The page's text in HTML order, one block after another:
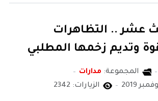
عشر .. التظاهرات
وتديم زخمها المطلبي
المجموعة: مدارات
الزيارات: 2342